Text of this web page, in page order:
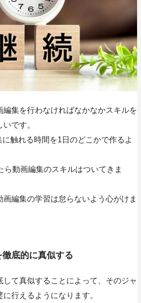
編集を行わなければなかなかスキルを
です。
触れる時間を1日のどこかで作るよ
ら動画編集のスキルはついてきま
画編集の学習は怠らないよう心がけま
底的に真似する
て真似することによって、そのジャ
行えるようになります。